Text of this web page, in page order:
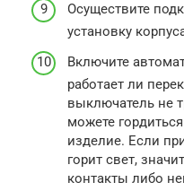
Осуществите
установку
Включите
работает ли
выключатель не
можете
изделие. Если
горит свет,
контакты либо